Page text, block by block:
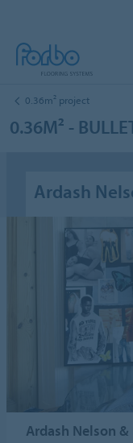
0.36m² project
0.36M² -
Ardash
Ardash Nelson